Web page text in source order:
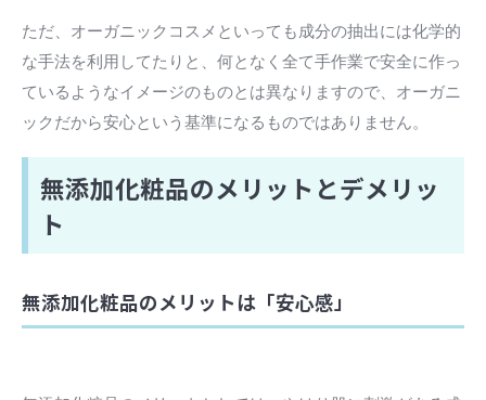
ただ、オーガニックコスメといっても成分の抽出には化学的
な手法を利用してたりと、何となく全て手作業で安全に作っ
ているようなイメージのものとは異なりますので、オーガニ
ックだから安心という基準になるものではありません。
無添加化粧品のメリットとデメリッ
ト
無添加化粧品のメリットは「安心感」